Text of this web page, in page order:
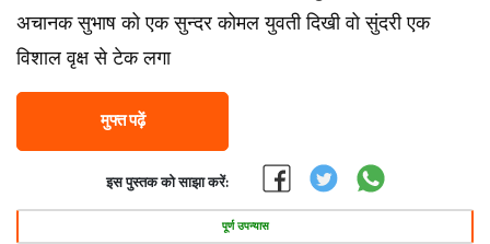
अचानक सुभाष को एक सुन्दर कोमल युवती दिखी वो सुंदरी एक
विशाल वृक्ष से टेक लगा
मुफ्त पढ़ें
इस पुस्तक को साझा करें:
पूर्ण उपन्यास